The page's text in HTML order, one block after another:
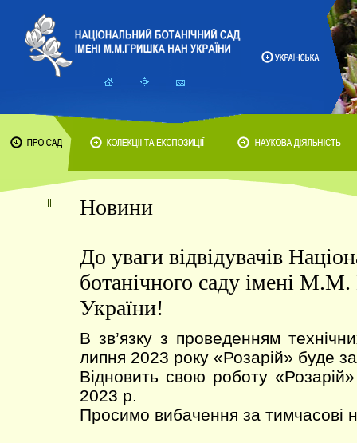
Новини
До уваги відвідувачів
ботанічного саду імені
України!
В зв’язку з проведенням
липня 2023 року «Розарій» буде
Відновить свою роботу
2023 р.
Просимо вибачення за тимчасові